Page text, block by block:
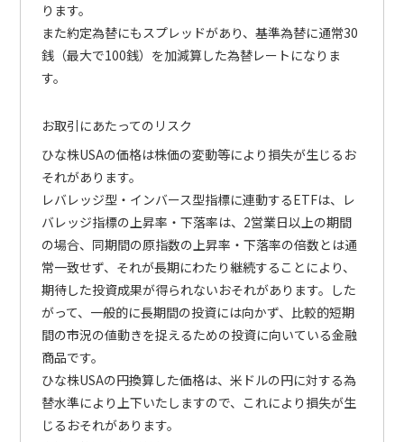
ります。
また約定為替にもスプレッドがあり、基準為替に通常30
銭（最大で100銭）を加減算した為替レートになりま
す。
お取引にあたってのリスク
ひな株USAの価格は株価の変動等により損失が生じるお
それがあります。
レバレッジ型・インバース型指標に連動するETFは、レ
バレッジ指標の上昇率・下落率は、2営業日以上の期間
の場合、同期間の原指数の上昇率・下落率の倍数とは通
常一致せず、それが長期にわたり継続することにより、
期待した投資成果が得られないおそれがあります。した
がって、一般的に長期間の投資には向かず、比較的短期
間の市況の値動きを捉えるための投資に向いている金融
商品です。
ひな株USAの円換算した価格は、米ドルの円に対する為
替水準により上下いたしますので、これにより損失が生
じるおそれがあります。